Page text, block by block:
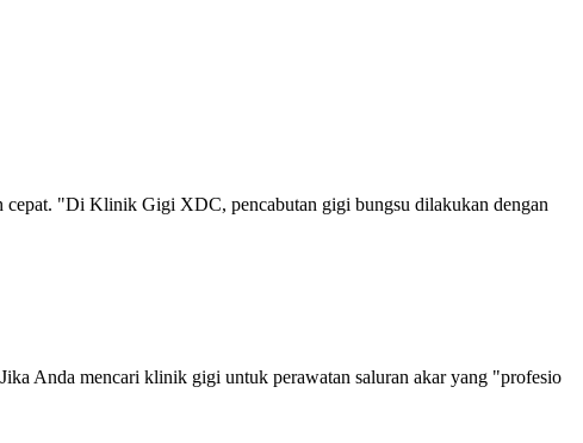
"Di Klinik Gigi XDC, pencabutan gigi bungsu dilakukan dengan
Anda mencari klinik gigi untuk perawatan saluran akar yang "profesio